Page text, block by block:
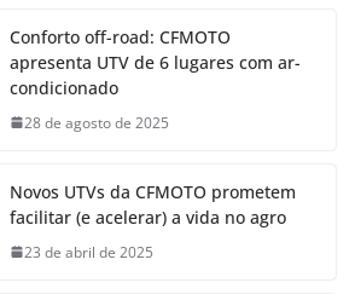
Conforto off-road: CFMOTO
apresenta UTV de 6 lugares com ar-
condicionado
28 de agosto de 2025
Novos UTVs da CFMOTO prometem
facilitar (e acelerar) a vida no agro
23 de abril de 2025